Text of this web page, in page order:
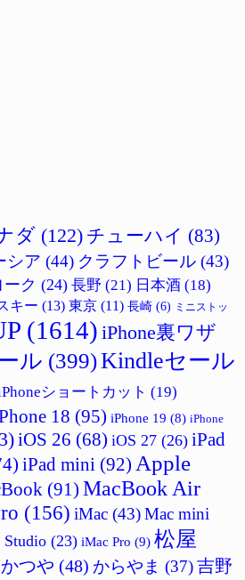
ダ (122) チューハイ (83)
シア (44) クラフトビール (43)
ク (24) 長野 (21) 日本酒 (18)
キー (13) 東京 (11) 長崎 (6) ミニストッ
(1614) iPhone裏ワザ
ル (399)Kindleセール
ショートカット (19)
18 (95) iPhone 19 (8) iPhone
iOS 26 (68) iOS 27 (26) iPad
iPad mini (92) Apple
(91) MacBook Air
(156) iMac (43)Mac mini
Studio (23) iMac Pro (9) 松屋
かつや (48) からやま (37)吉野